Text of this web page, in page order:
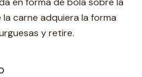
carne adquiera la forma
y retire.